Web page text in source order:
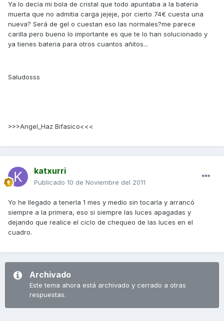
Ya lo decia mi bola de cristal que todo apuntaba a la bateria
muerta que no admitia carga jejeje, por cierto 74€ cuesta una
nueva? Será de gel o cuestan eso las normales?me parece
carilla pero bueno lo importante es que te lo han solucionado y
ya tienes bateria para otros cuantos añitos...
Saludosss
>>>Angel_Haz Bifasico<<<
katxurri
Publicado 10 de Noviembre del 2011
Yo he llegado a tenerla 1 mes y medio sin tocarla y arrancó
siempre a la primera, eso si siempre las luces apagadas y
dejando que realice el ciclo de chequeo de las luces en el
cuadro.
Archivado
Este tema ahora está archivado y cerrado a otras
respuestas.